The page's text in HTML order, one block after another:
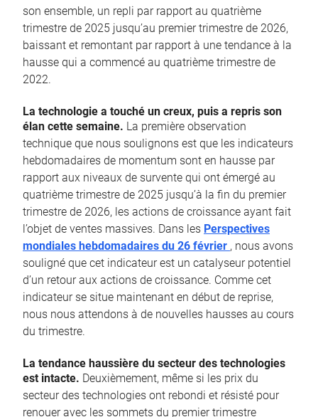
son ensemble, un repli par rapport au quatrième
trimestre de 2025 jusqu’au premier trimestre de 2026,
baissant et remontant par rapport à une tendance à la
hausse qui a commencé au quatrième trimestre de
2022.
La technologie a touché un creux, puis a repris son
élan cette semaine. La première observation
technique que nous soulignons est que les indicateurs
hebdomadaires de momentum sont en hausse par
rapport aux niveaux de survente qui ont émergé au
quatrième trimestre de 2025 jusqu’à la fin du premier
trimestre de 2026, les actions de croissance ayant fait
l’objet de ventes massives. Dans les Perspectives
mondiales hebdomadaires du 26 février , nous avons
souligné que cet indicateur est un catalyseur potentiel
d’un retour aux actions de croissance. Comme cet
indicateur se situe maintenant en début de reprise,
nous nous attendons à de nouvelles hausses au cours
du trimestre.
La tendance haussière du secteur des technologies
est intacte. Deuxièmement, même si les prix du
secteur des technologies ont rebondi et résisté pour
renouer avec les sommets du premier trimestre